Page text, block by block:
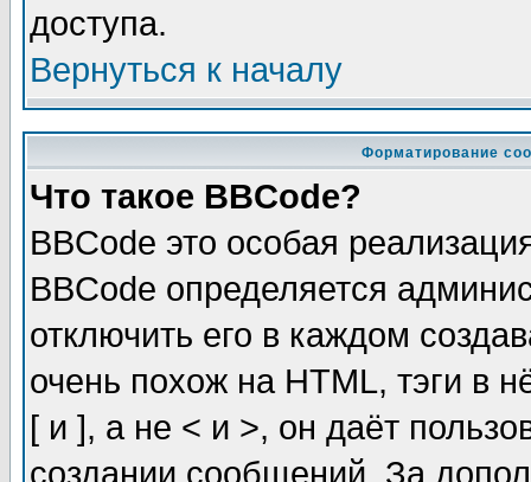
доступа.
Вернуться к началу
Форматирование
Что такое BBCode?
BBCode это особая
BBCode определяется
отключить его в каждом
очень похож на HTML, тэги в
[ и ], а не < и >, он даёт
создании сообщений. За